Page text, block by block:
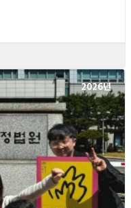
2026년